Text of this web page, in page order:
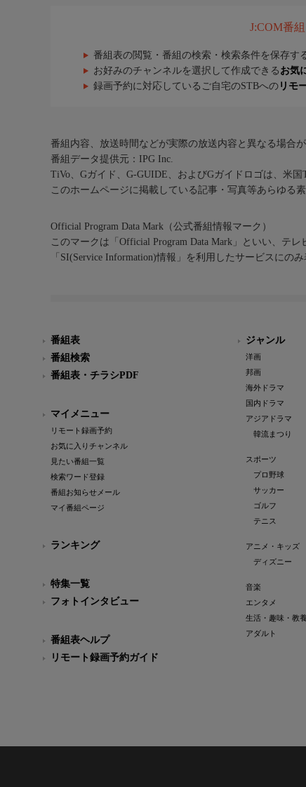
J:COM番
番組表の閲覧・番組の検索・検索条件を保存す
お好みのチャンネルを選択して作成できる お気
録画予約に対応しているご自宅のSTBへの リモ
番組内容、放送時間などが実際の放送内容と異なる場合が
番組データ提供元：IPG Inc.
TiVo、Gガイド、G-GUIDE、およびGガイドロゴは、米
このホームページに掲載している記事・写真等あらゆる
Official Program Data Mark（公式番組情報マーク）
このマークは「Official Program Data Mark」といい、テ
「SI(Service Information)情報」を利用したサービスにの
番組表
番組検索
番組表・チラシPDF
マイメニュー
リモート録画予約
お気に入りチャンネル
見たい番組一覧
検索ワード登録
番組お知らせメール
マイ番組ページ
ランキング
特集一覧
フォトインタビュー
番組表ヘルプ
リモート録画予約ガイド
ジャンル
洋画
邦画
海外ドラマ
国内ドラマ
アジアドラマ
韓流まつり
スポーツ
プロ野球
サッカー
ゴルフ
テニス
アニメ・キッズ
ディズニー
音楽
エンタメ
生活・趣味・教養
アダルト